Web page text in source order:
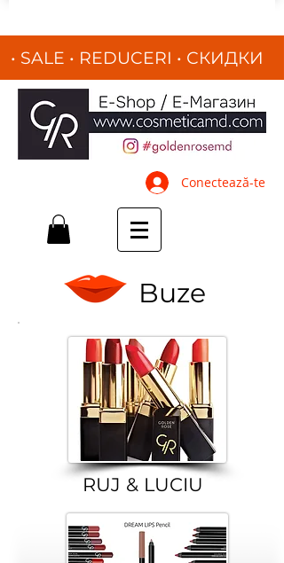
• SALE • REDUCERI • СКИДКИ
•
Conectează-te
Buze
RUJ & LUCIU